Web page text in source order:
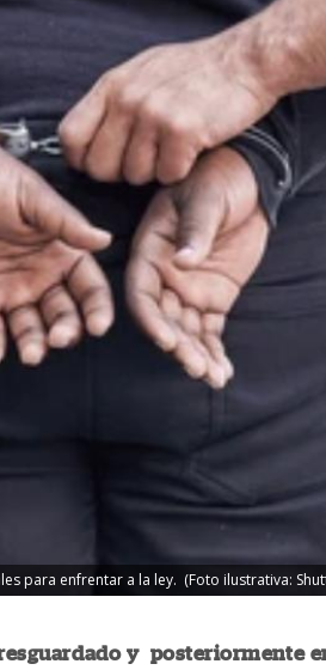
para enfrentar a la ley. (Foto ilustrativa:
y posteriormente